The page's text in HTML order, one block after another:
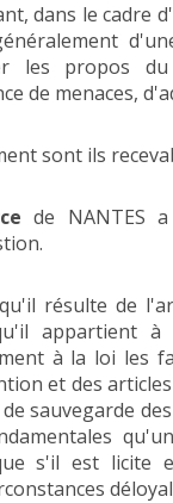
dans le cadre
les propos
de menaces,
sont ils
de NANTES
résulte de
appartient à
à la loi les
et des
sauvegarde
s'il est licite